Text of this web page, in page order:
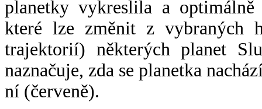
planetky vykreslila a
které lze změnit z vybraných
trajektorií) některých planet
naznačuje, zda se planetka
ní (červeně).